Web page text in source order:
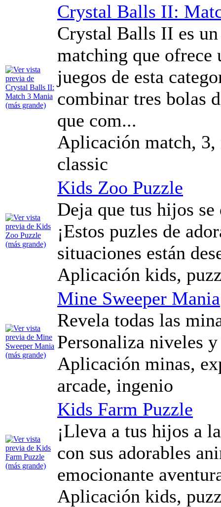
Crystal Balls II:
Crystal Balls II es
matching que ofrece
juegos de esta
combinar tres bolas
que com...
Aplicación match, 3,
classic
Kids Zoo Puzzle
Deja que tus hijos
¡Estos puzles de
situaciones están
Aplicación kids,
Mine Sweeper Mania
Revela todas las
Personaliza niveles
Aplicación minas,
arcade, ingenio
Kids Farm Puzzle
¡Lleva a tus hijos a
con sus adorables
emocionante
Aplicación kids,